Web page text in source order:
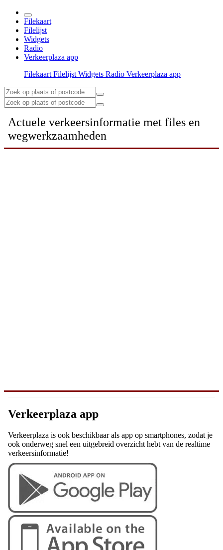
Filekaart
Filelijst
Widgets
Radio
Verkeerplaza app
Filekaart Filelijst Widgets Radio Verkeerplaza app
Actuele verkeersinformatie met files en
wegwerkzaamheden
Verkeerplaza app
Verkeerplaza is ook beschikbaar als app op smartphones, zodat je
ook onderweg snel een uitgebreid overzicht hebt van de realtime
verkeersinformatie!